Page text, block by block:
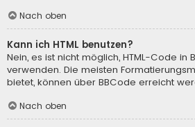
Nach oben
Kann ich HTML benutzen?
Nein, es ist nicht möglich, HTML-Code in
verwenden. Die meisten
bietet, können über BBCode erreicht
Nach oben